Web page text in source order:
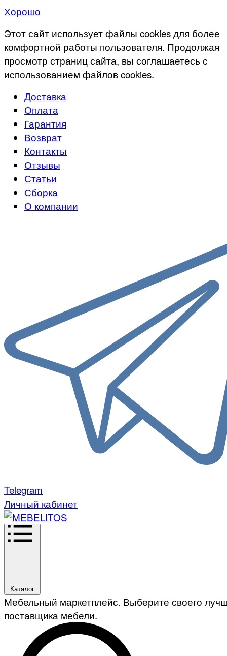
Хорошо
Этот сайт использует файлы cookies для более
комфортной работы пользователя. Продолжая
просмотр страниц сайта, вы соглашаетесь с
использованием файлов cookies.
Доставка
Оплата
Гарантия
Возврат
Контакты
Отзывы
Статьи
Сборка
О компании
Telegram
Личный кабинет
Каталог
Мебельный маркетплейс. Выберите своего
поставщика мебели.